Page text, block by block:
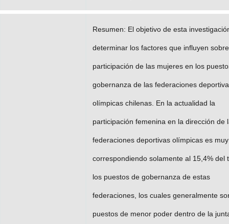
Resumen: El objetivo de esta
determinar los factores que influyen
participación de las mujeres en los
gobernanza de las federaciones
olímpicas chilenas. En la actualidad la
participación femenina en la dirección de
federaciones deportivas olímpicas es
correspondiendo solamente al 15,4% del
los puestos de gobernanza de estas
federaciones, los cuales generalmente
puestos de menor poder dentro de la